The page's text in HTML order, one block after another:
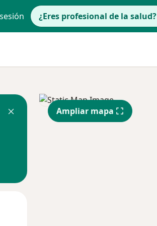
¿Eres profesional de la salud?
Ampliar mapa